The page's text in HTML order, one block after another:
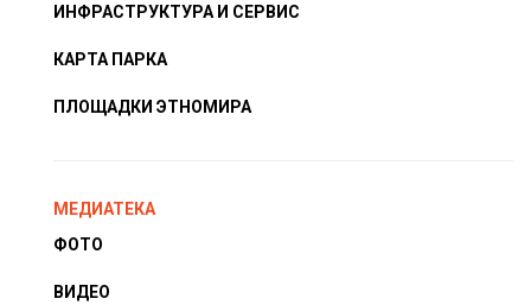
ИНФРАСТРУКТУРА И СЕРВИС
КАРТА ПАРКА
ПЛОЩАДКИ ЭТНОМИРА
МЕДИАТЕКА
ФОТО
ВИДЕО